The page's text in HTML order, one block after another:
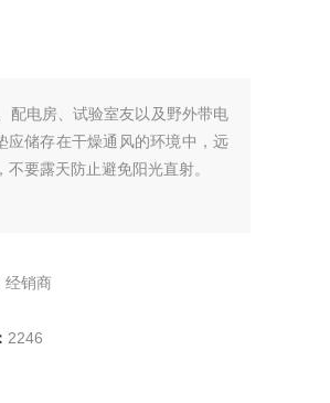
配电房、试验室友以及野外带电
应储存在干燥通风的环境中，远
要露天防止避免阳光直射。
经销商
2246